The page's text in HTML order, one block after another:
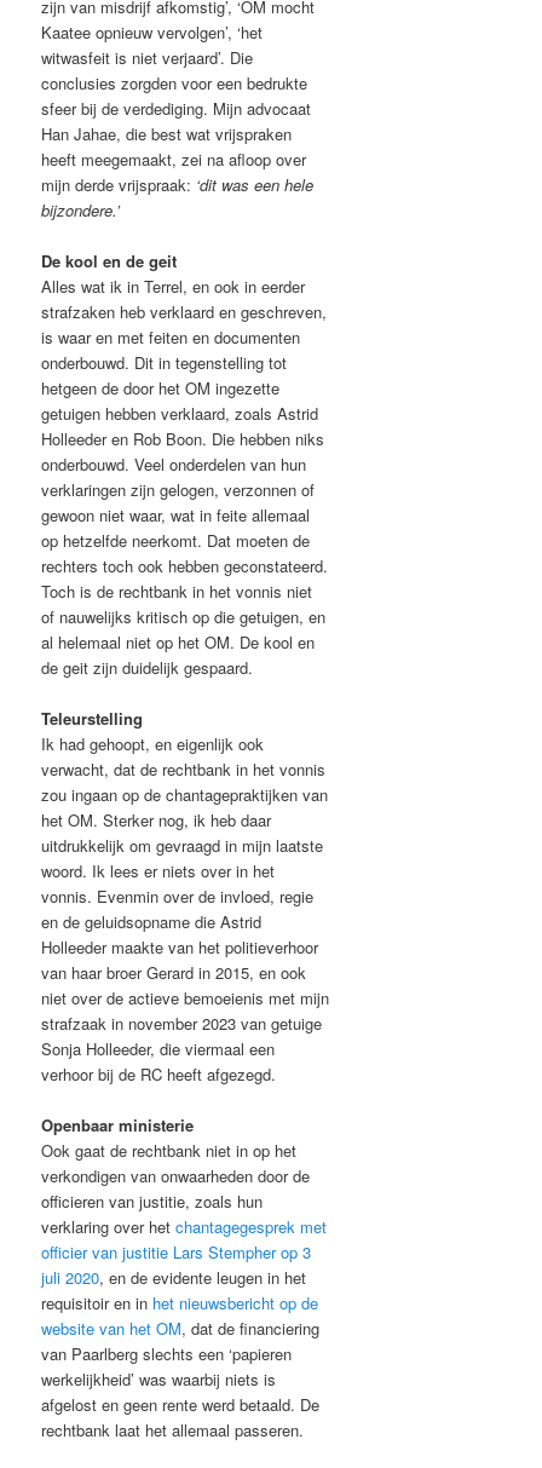
zijn van misdrijf afkomstig’, ‘OM mocht
Kaatee opnieuw vervolgen’, ‘het
witwasfeit is niet verjaard’. Die
conclusies zorgden voor een bedrukte
sfeer bij de verdediging. Mijn advocaat
Han Jahae, die best wat vrijspraken
heeft meegemaakt, zei na afloop over
mijn derde vrijspraak: ‘dit was een hele
bijzondere.’
De kool en de geit
Alles wat ik in Terrel, en ook in eerder
strafzaken heb verklaard en geschreven,
is waar en met feiten en documenten
onderbouwd. Dit in tegenstelling tot
hetgeen de door het OM ingezette
getuigen hebben verklaard, zoals Astrid
Holleeder en Rob Boon. Die hebben niks
onderbouwd. Veel onderdelen van hun
verklaringen zijn gelogen, verzonnen of
gewoon niet waar, wat in feite allemaal
op hetzelfde neerkomt. Dat moeten de
rechters toch ook hebben geconstateerd.
Toch is de rechtbank in het vonnis niet
of nauwelijks kritisch op die getuigen, en
al helemaal niet op het OM. De kool en
de geit zijn duidelijk gespaard.
Teleurstelling
Ik had gehoopt, en eigenlijk ook
verwacht, dat de rechtbank in het vonnis
zou ingaan op de chantagepraktijken van
het OM. Sterker nog, ik heb daar
uitdrukkelijk om gevraagd in mijn laatste
woord. Ik lees er niets over in het
vonnis. Evenmin over de invloed, regie
en de geluidsopname die Astrid
Holleeder maakte van het politieverhoor
van haar broer Gerard in 2015, en ook
niet over de actieve bemoeienis met mijn
strafzaak in november 2023 van getuige
Sonja Holleeder, die viermaal een
verhoor bij de RC heeft afgezegd.
Openbaar ministerie
Ook gaat de rechtbank niet in op het
verkondigen van onwaarheden door de
officieren van justitie, zoals hun
verklaring over hetchantagegesprek met
officier van justitie Lars Stempher op 3
juli 2020, en de evidente leugen in het
requisitoir en in het nieuwsbericht op de
website van het OM, dat de financiering
van Paarlberg slechts een ‘papieren
werkelijkheid’ was waarbij niets is
afgelost en geen rente werd betaald. De
rechtbank laat het allemaal passeren.